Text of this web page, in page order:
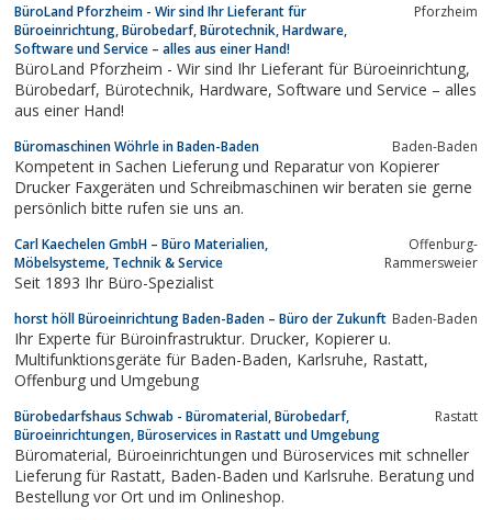
BüroLand Pforzheim - Wir sind Ihr Lieferant für
Büroeinrichtung, Bürobedarf, Bürotechnik, Hardware,
Software und Service – alles aus einer Hand!
Pforzheim
BüroLand Pforzheim - Wir sind Ihr Lieferant für Büroeinrichtung,
Bürobedarf, Bürotechnik, Hardware, Software und Service – alles
aus einer Hand!
Büromaschinen Wöhrle in Baden-Baden Baden-Baden
Kompetent in Sachen Lieferung und Reparatur von Kopierer
Drucker Faxgeräten und Schreibmaschinen wir beraten sie gerne
persönlich bitte rufen sie uns an.
Carl Kaechelen GmbH – Büro Materialien,
Möbelsysteme, Technik & Service
Offenburg-
Rammersweier
Seit 1893 Ihr Büro-Spezialist
horst höll Büroeinrichtung Baden-Baden – Büro der Zukunft Baden-Baden
Ihr Experte für Büroinfrastruktur. Drucker, Kopierer u.
Multifunktionsgeräte für Baden-Baden, Karlsruhe, Rastatt,
Offenburg und Umgebung
Bürobedarfshaus Schwab - Büromaterial, Bürobedarf,
Büroeinrichtungen, Büroservices in Rastatt und Umgebung
Rastatt
Büromaterial, Büroeinrichtungen und Büroservices mit schneller
Lieferung für Rastatt, Baden-Baden und Karlsruhe. Beratung und
Bestellung vor Ort und im Onlineshop.